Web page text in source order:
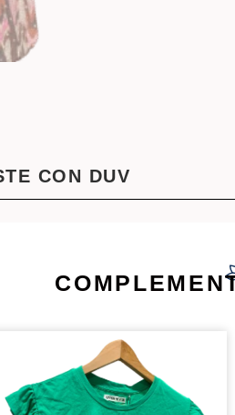
CON DUV